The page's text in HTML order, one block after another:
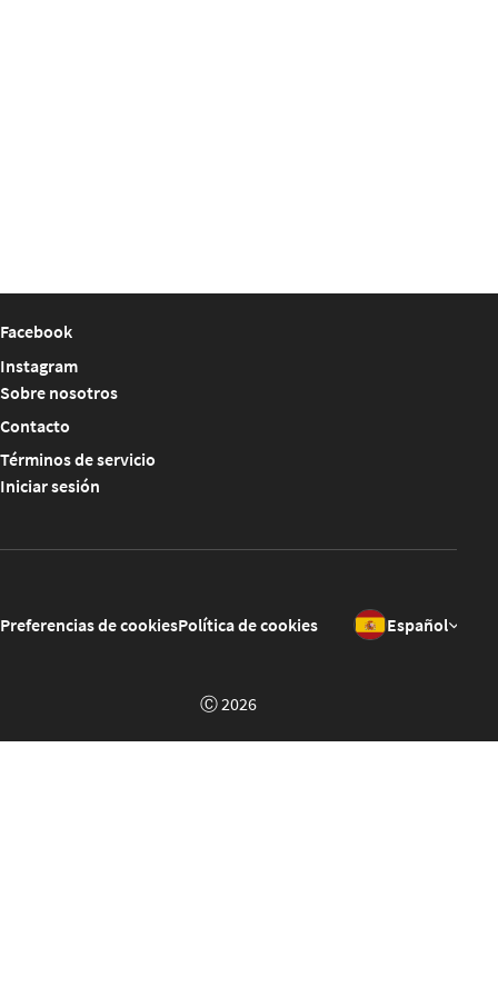
Facebook
Instagram
Sobre nosotros
Contacto
Términos de servicio
Iniciar sesión
Preferencias de cookiesPolítica de cookies Español
Ⓒ 2026